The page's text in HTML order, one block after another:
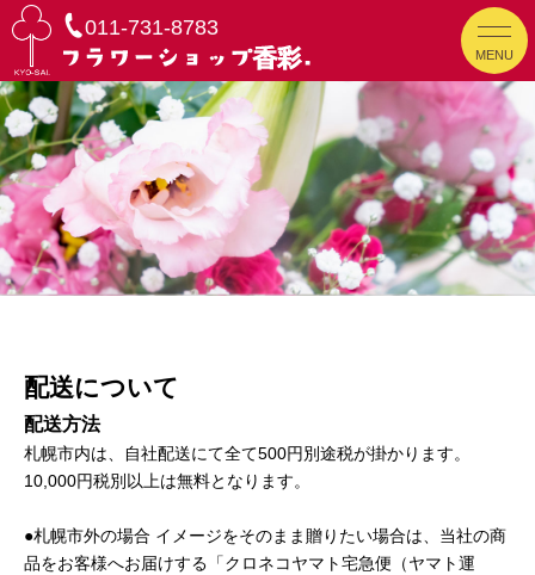
011-731-8783
MENU
配送について
配送方法
札幌市内は、自社配送にて全て500円別途税が掛かります。
10,000円税別以上は無料となります。
●札幌市外の場合 イメージをそのまま贈りたい場合は、当社の商
品をお客様へお届けする「クロネコヤマト宅急便（ヤマト運